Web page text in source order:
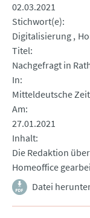
02.03.2021
Stichwort(e)
Digitalisierung
Titel
Nachgefragt in
In
Mitteldeutsche
Am
27.01.2021
Inhalt
Die Redaktion
Homeoffice
Datei